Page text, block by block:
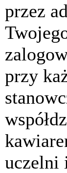
przez
przy
uczelni